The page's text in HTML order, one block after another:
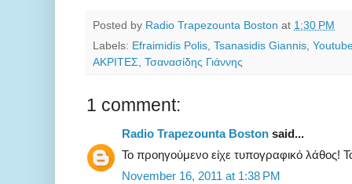
Posted by Radio Trapezounta Boston at 1:30 PM
Labels: Efraimidis Polis, Tsanasidis Giannis,
ΑΚΡΙΤΕΣ, Τσανασίδης Γιάννης
1 comment:
Radio Trapezounta Boston said...
Το προηγούμενο είχε τυπογραφικό λάθος!
November 16, 2011 at 1:38 PM